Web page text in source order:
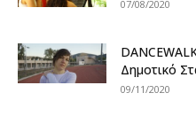
07/08/2020
Δημοτικό
09/11/2020